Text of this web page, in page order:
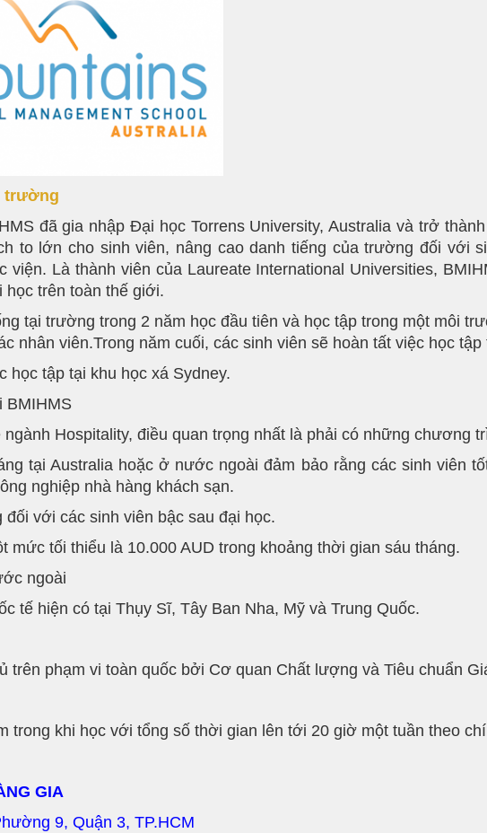
trường
đã gia nhập Đại học Torrens University, Australia và trở
to lớn cho sinh viên, nâng cao danh tiếng của trường đối với
viện. Là thành viên của Laureate International Universities,
trên toàn thế giới.
tại trường trong 2 năm học đầu tiên và học tập trong một môi
nhân viên.Trong năm cuối, các sinh viên sẽ hoàn tất việc học tập
học tập tại khu học xá Sydney.
BMIHMS
Hospitality, điều quan trọng nhất là phải có những chương
tại Australia hoặc ở nước ngoài đảm bảo rằng các sinh viên
nghiệp nhà hàng khách sạn.
với các sinh viên bậc sau đại học.
mức tối thiểu là 10.000 AUD trong khoảng thời gian sáu tháng.
ngoài
tế hiện có tại Thụy Sĩ, Tây Ban Nha, Mỹ và Trung Quốc.
phạm vi toàn quốc bởi Cơ quan Chất lượng và Tiêu chuẩn
trong khi học với tổng số thời gian lên tới 20 giờ một tuần theo
GIA
9, Quận 3, TP.HCM